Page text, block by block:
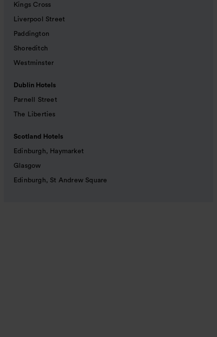
Kings Cross
Liverpool Street
Paddington
Shoreditch
Westminster
Dublin Hotels
Parnell Street
The Liberties
Scotland Hotels
Edinburgh, Haymarket
Glasgow
Edinburgh, St Andrew Square